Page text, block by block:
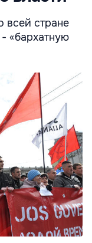
всей стране
«бархатную